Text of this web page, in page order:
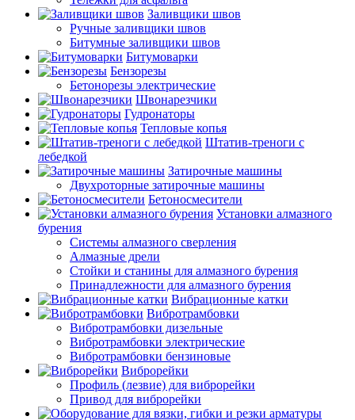
Заливщики швов
Ручные заливщики швов
Битумные заливщики швов
Битумоварки
Бензорезы
Бетонорезы электрические
Швонарезчики
Гудронаторы
Тепловые копья
Штатив-треноги с
лебедкой
Затирочные машины
Двухроторные затирочные машины
Бетоносмесители
Установки алмазного
бурения
Системы алмазного сверления
Алмазные дрели
Стойки и станины для алмазного бурения
Принадлежности для алмазного бурения
Вибрационные катки
Вибротрамбовки
Вибротрамбовки дизельные
Вибротрамбовки электрические
Вибротрамбовки бензиновые
Виброрейки
Профиль (лезвие) для виброрейки
Привод для виброрейки